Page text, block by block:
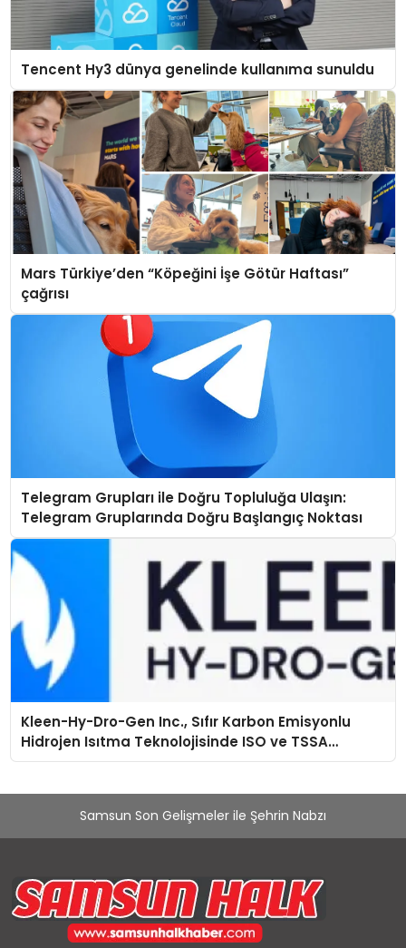
Tencent Hy3 dünya genelinde kullanıma sunuldu
Mars Türkiye’den “Köpeğini İşe Götür Haftası”
çağrısı
Telegram Grupları ile Doğru Topluluğa Ulaşın:
Telegram Gruplarında Doğru Başlangıç Noktası
Kleen-Hy-Dro-Gen Inc., Sıfır Karbon Emisyonlu
Hidrojen Isıtma Teknolojisinde ISO ve TSSA
Düzenleyici Onaylarını Aldı
Samsun Son Gelişmeler ile Şehrin Nabzı